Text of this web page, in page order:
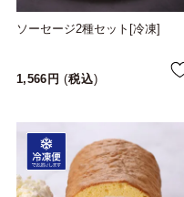
ソーセージ2種セット[冷凍]
1,566 税込